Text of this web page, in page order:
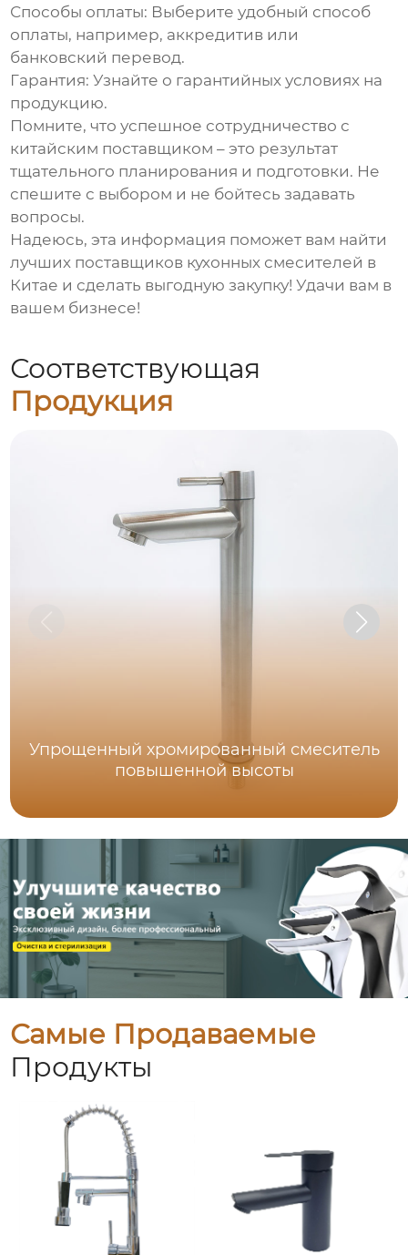
Способы оплаты: Выберите удобный способ
оплаты, например, аккредитив или
банковский перевод.
Гарантия: Узнайте о гарантийных условиях на
продукцию.
Помните, что успешное сотрудничество с
китайским поставщиком – это результат
тщательного планирования и подготовки. Не
спешите с выбором и не бойтесь задавать
вопросы.
Надеюсь, эта информация поможет вам найти
лучших поставщиков кухонных смесителей в
Китае и сделать выгодную закупку! Удачи вам в
вашем бизнесе!
Соответствующая
Продукция
Упрощенный хромированный смеситель
повышенной высоты
Самые Продаваемые
Продукты